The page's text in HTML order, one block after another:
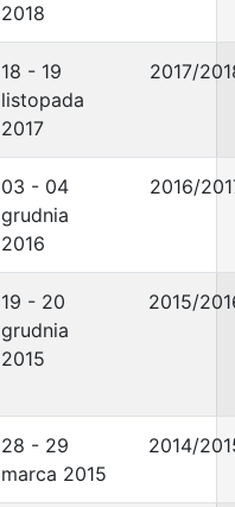
2018
18 - 19
listopada
2017
2017/
03 - 04
grudnia
2016
2016/
19 - 20
grudnia
2015
2015/
28 - 29
marca 2015
2014/